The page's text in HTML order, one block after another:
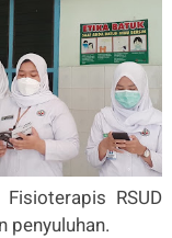
RSUD
penyuluhan.